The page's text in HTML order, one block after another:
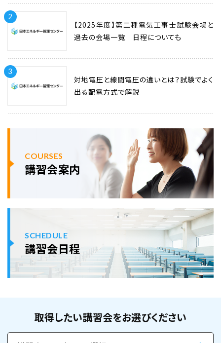
2
【2025年度】第二種電気工事士試験会場と
過去の会場一覧｜日程についても
3
対地電圧と線間電圧の違いとは？試験でよく
出る配電方式で解説
COURSES
講習会案内
SCHEDULE
講習会日程
取得したい講習会をお選びください